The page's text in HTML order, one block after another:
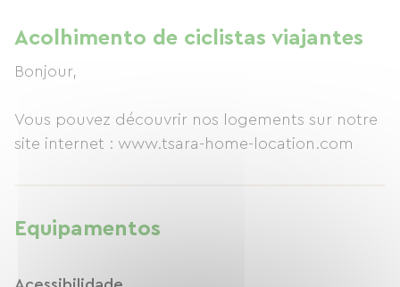
Acolhimento de ciclistas viajantes
Bonjour,
Vous pouvez découvrir nos logements sur notre
site internet : www.tsara-home-location.com
Equipamentos